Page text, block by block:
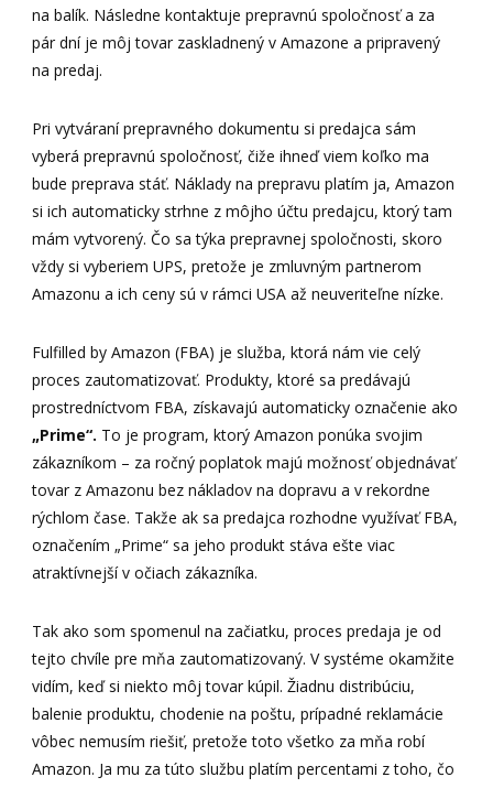
na balík. Následne kontaktuje prepravnú spoločnosť a za
pár dní je môj tovar zaskladnený v Amazone a pripravený
na predaj.
Pri vytváraní prepravného dokumentu si predajca sám
vyberá prepravnú spoločnosť, čiže ihneď viem koľko ma
bude preprava stáť. Náklady na prepravu platím ja, Amazon
si ich automaticky strhne z môjho účtu predajcu, ktorý tam
mám vytvorený. Čo sa týka prepravnej spoločnosti, skoro
vždy si vyberiem UPS, pretože je zmluvným partnerom
Amazonu a ich ceny sú v rámci USA až neuveriteľne nízke.
Fulfilled by Amazon (FBA) je služba, ktorá nám vie celý
proces zautomatizovať. Produkty, ktoré sa predávajú
prostredníctvom FBA, získavajú automaticky označenie ako
„Prime“. To je program, ktorý Amazon ponúka svojim
zákazníkom – za ročný poplatok majú možnosť objednávať
tovar z Amazonu bez nákladov na dopravu a v rekordne
rýchlom čase. Takže ak sa predajca rozhodne využívať FBA,
označením „Prime“ sa jeho produkt stáva ešte viac
atraktívnejší v očiach zákazníka.
Tak ako som spomenul na začiatku, proces predaja je od
tejto chvíle pre mňa zautomatizovaný. V systéme okamžite
vidím, keď si niekto môj tovar kúpil. Žiadnu distribúciu,
balenie produktu, chodenie na poštu, prípadné reklamácie
vôbec nemusím riešiť, pretože toto všetko za mňa robí
Amazon. Ja mu za túto službu platím percentami z toho, čo